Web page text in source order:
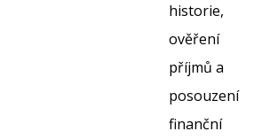
historie,
ověření
příjmů a
posouzení
finanční